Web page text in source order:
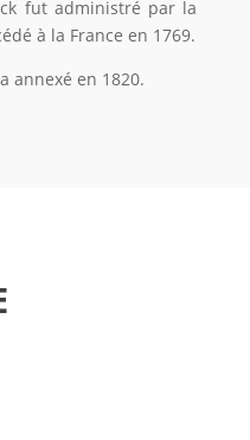
fut administré par la
à la France en 1769.
annexé en 1820.